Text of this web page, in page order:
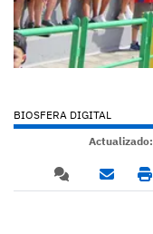
BIOSFERA DIGITAL
Actualizado: